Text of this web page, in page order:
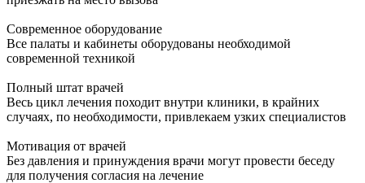
Современное оборудование
Все палаты и кабинеты оборудованы необходимой
современной техникой
Полный штат врачей
Весь цикл лечения походит внутри клиники, в крайних
случаях, по необходимости, привлекаем узких специалистов
Мотивация от врачей
Без давления и принуждения врачи могут провести беседу
для получения согласия на лечение